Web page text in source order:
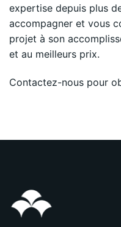
expertise depuis plus
accompagner et vous
projet à son
et au meilleurs prix.
Contactez-nous pour